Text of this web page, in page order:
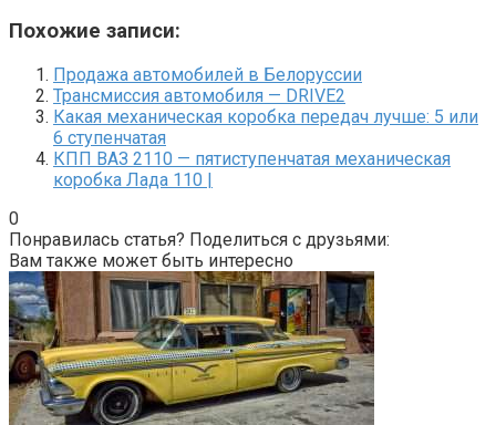
Похожие записи:
Продажа автомобилей в Белоруссии
Трансмиссия автомобиля — DRIVE2
Какая механическая коробка передач лучше: 5 или
6 ступенчатая
КПП ВАЗ 2110 — пятиступенчатая механическая
коробка Лада 110 |
0
Понравилась статья? Поделиться с друзьями:
Вам также может быть интересно